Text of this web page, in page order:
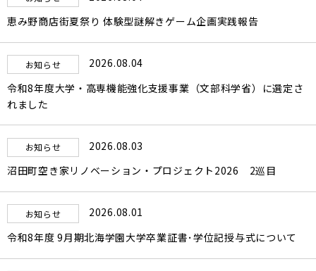
恵み野商店街夏祭り 体験型謎解きゲーム企画実践報告
お知らせ
2026.08.04
令和8年度大学・高専機能強化支援事業（文部科学省）に選定さ
れました
お知らせ
2026.08.03
沼田町空き家リノベーション・プロジェクト2026 2巡目
お知らせ
2026.08.01
令和8年度 9月期北海学園大学卒業証書･学位記授与式について